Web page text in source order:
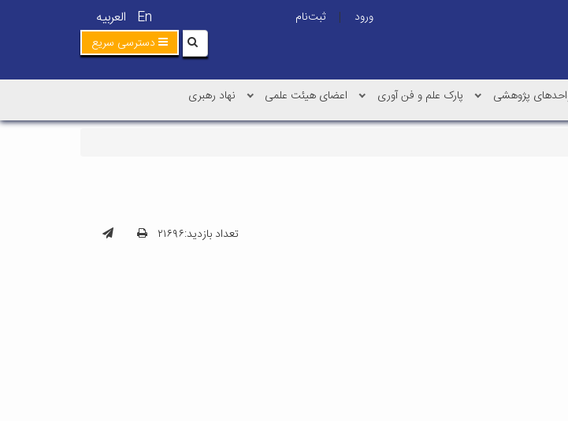
En العربیه ورود |
ثبت‌نام
دسترسی سریع
پژوهشی پارک علم و فن آوری اعضای هیئت علمی نهاد رهبری
تعداد بازدید:۲۱۶۹۶